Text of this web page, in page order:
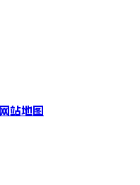
网站地图